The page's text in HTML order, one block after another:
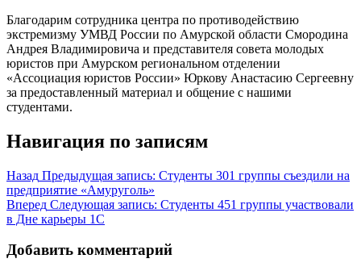
Благодарим сотрудника центра по противодействию
экстремизму УМВД России по Амурской области Смородина
Андрея Владимировича и представителя совета молодых
юристов при Амурском региональном отделении
«Ассоциация юристов России» Юркову Анастасию Сергеевну
за предоставленный материал и общение с нашими
студентами.
Навигация по записям
Назад Предыдущая запись: Студенты 301 группы съездили на
предприятие «Амуруголь»
Вперед Следующая запись: Студенты 451 группы участвовали
в Дне карьеры 1С
Добавить комментарий